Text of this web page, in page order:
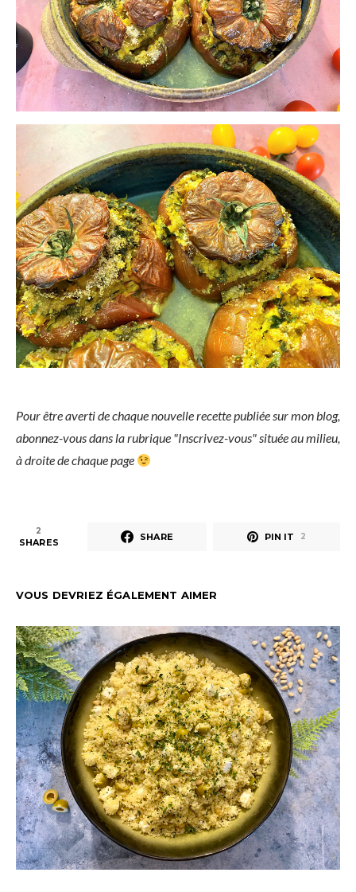
Pour être averti de chaque nouvelle recette publiée sur mon blog,
abonnez-vous dans la rubrique "Inscrivez-vous" située au milieu,
à droite de chaque page
2
SHARES SHARE PIN IT 2
VOUS DEVRIEZ ÉGALEMENT AIMER